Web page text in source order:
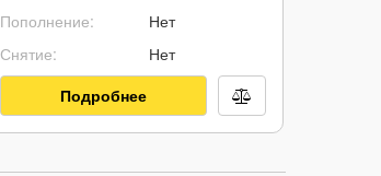
Пополнение:
Снятие:
Нет
Нет
Подробнее